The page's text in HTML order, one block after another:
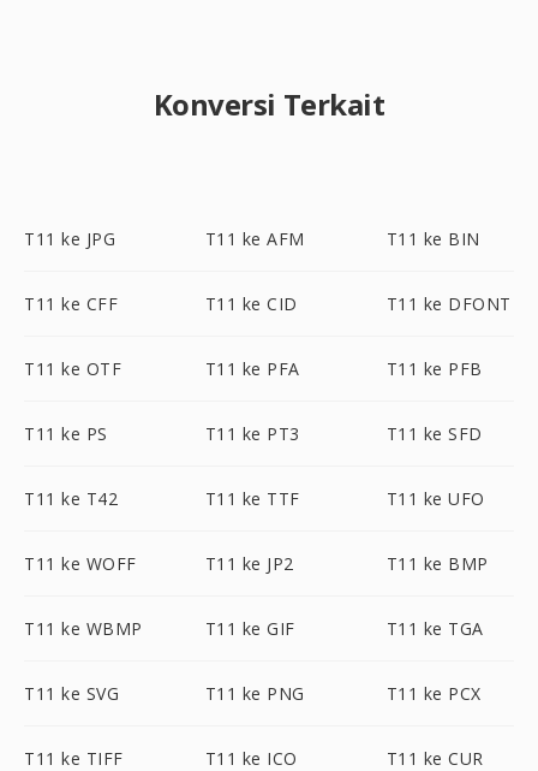
Konversi Terkait
T11 ke JPG T11 ke AFM T11 ke BIN
T11 ke CFF T11 ke CID T11 ke DFONT
T11 ke OTF T11 ke PFA T11 ke PFB
T11 ke PS T11 ke PT3 T11 ke SFD
T11 ke T42 T11 ke TTF T11 ke UFO
T11 ke WOFF T11 ke JP2 T11 ke BMP
T11 ke WBMP T11 ke GIF T11 ke TGA
T11 ke SVG T11 ke PNG T11 ke PCX
T11 ke TIFF T11 ke ICO T11 ke CUR